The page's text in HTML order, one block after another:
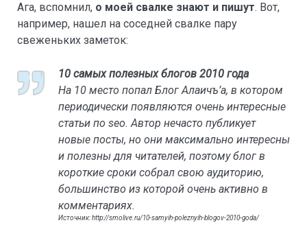
Ага, вспомнил, о моей свалке знают и пишут. Вот,
например, нашел на соседней свалке пару
свеженьких заметок:
10 самых полезных блогов 2010 года
На 10 место попал Блог Алаичъ’a, в котором
периодически появляются очень интересные
статьи по seo. Автор нечасто публикует
новые посты, но они максимально интересны
и полезны для читателей, поэтому блог в
короткие сроки собрал свою аудиторию,
большинство из которой очень активно в
комментариях.
Источник: http://smolive.ru/10-samyih-poleznyih-blogov-2010-goda/